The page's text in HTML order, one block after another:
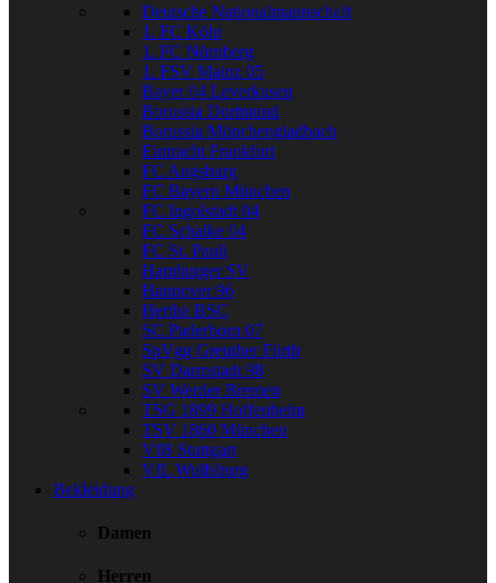
Deutsche Nationalmannschaft
1. FC Köln
1. FC Nürnberg
1. FSV Mainz 05
Bayer 04 Leverkusen
Borussia Dortmund
Borussia Mönchengladbach
Eintracht Frankfurt
FC Augsburg
FC Bayern München
FC Ingolstadt 04
FC Schalke 04
FC St. Pauli
Hamburger SV
Hannover 96
Hertha BSC
SC Paderborn 07
SpVgg Greuther Fürth
SV Darmstadt 98
SV Werder Bremen
TSG 1899 Hoffenheim
TSV 1860 München
VfB Stuttgart
VfL Wolfsburg
Bekleidung
Damen
Herren